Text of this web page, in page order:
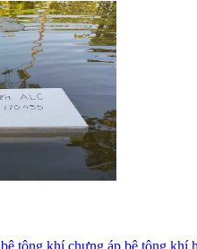
bê tông khí chưng áp bê tông khí